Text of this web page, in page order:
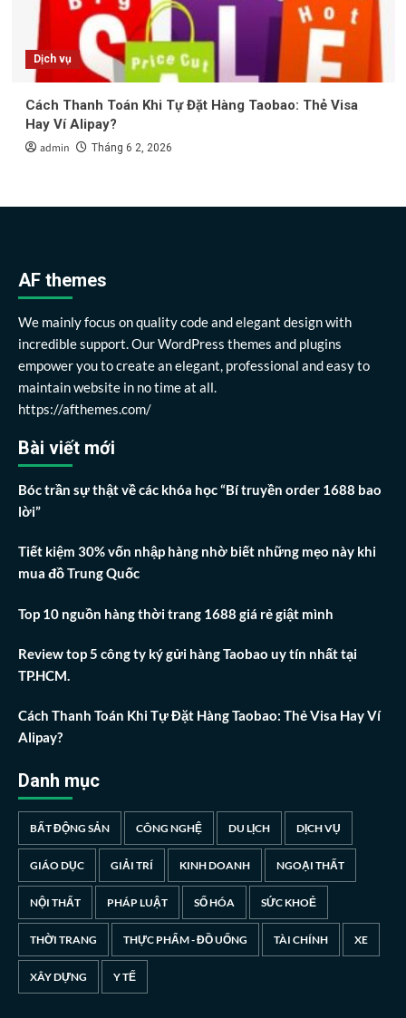
Dịch vụ
Cách Thanh Toán Khi Tự Đặt Hàng Taobao: Thẻ Visa
Hay Ví Alipay?
admin Tháng 6 2, 2026
AF themes
We mainly focus on quality code and elegant design with
incredible support. Our WordPress themes and plugins
empower you to create an elegant, professional and easy to
maintain website in no time at all.
https://afthemes.com/
Bài viết mới
Bóc trần sự thật về các khóa học “Bí truyền order 1688 bao
lời”
Tiết kiệm 30% vốn nhập hàng nhờ biết những mẹo này khi
mua đồ Trung Quốc
Top 10 nguồn hàng thời trang 1688 giá rẻ giật mình
Review top 5 công ty ký gửi hàng Taobao uy tín nhất tại
TP.HCM.
Cách Thanh Toán Khi Tự Đặt Hàng Taobao: Thẻ Visa Hay Ví
Alipay?
Danh mục
BẤT ĐỘNG SẢN CÔNG NGHỆ DU LỊCH DỊCH VỤ
GIÁO DỤC GIẢI TRÍ KINH DOANH NGOẠI THẤT
NỘI THẤT PHÁP LUẬT SỐ HÓA SỨC KHOẺ
THỜI TRANG THỰC PHẨM - ĐỒ UỐNG TÀI CHÍNH XE
XÂY DỰNG Y TẾ